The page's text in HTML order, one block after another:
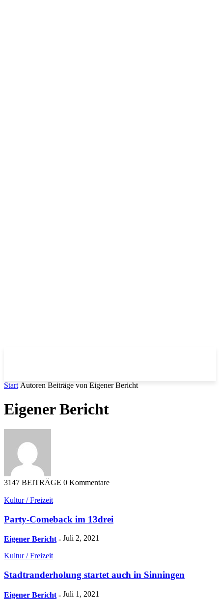
Start Autoren Beiträge von Eigener Bericht
Eigener Bericht
3147 BEITRÄGE 0 Kommentare
Kultur / Freizeit
Party-Comeback im 13drei
Eigener Bericht - Juli 2, 2021
Kultur / Freizeit
Stadtranderholung startet auch in Sinningen
Eigener Bericht - Juli 1, 2021